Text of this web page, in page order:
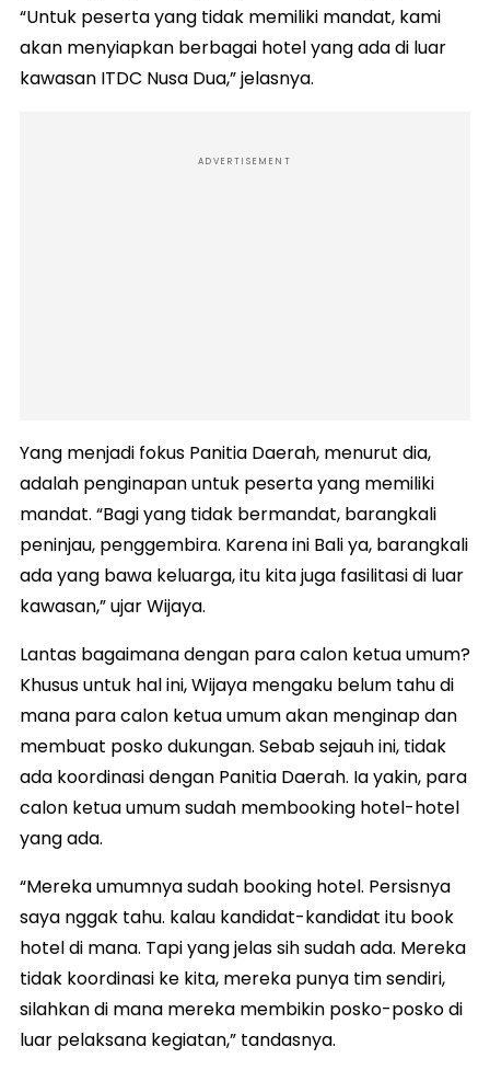
“Untuk peserta yang tidak memiliki mandat, kami
akan menyiapkan berbagai hotel yang ada di luar
kawasan ITDC Nusa Dua,” jelasnya.
ADVERTISEMENT
Yang menjadi fokus Panitia Daerah, menurut dia,
adalah penginapan untuk peserta yang memiliki
mandat. “Bagi yang tidak bermandat, barangkali
peninjau, penggembira. Karena ini Bali ya, barangkali
ada yang bawa keluarga, itu kita juga fasilitasi di luar
kawasan,” ujar Wijaya.
Lantas bagaimana dengan para calon ketua umum?
Khusus untuk hal ini, Wijaya mengaku belum tahu di
mana para calon ketua umum akan menginap dan
membuat posko dukungan. Sebab sejauh ini, tidak
ada koordinasi dengan Panitia Daerah. Ia yakin, para
calon ketua umum sudah membooking hotel-hotel
yang ada.
“Mereka umumnya sudah booking hotel. Persisnya
saya nggak tahu. kalau kandidat-kandidat itu book
hotel di mana. Tapi yang jelas sih sudah ada. Mereka
tidak koordinasi ke kita, mereka punya tim sendiri,
silahkan di mana mereka membikin posko-posko di
luar pelaksana kegiatan,” tandasnya.